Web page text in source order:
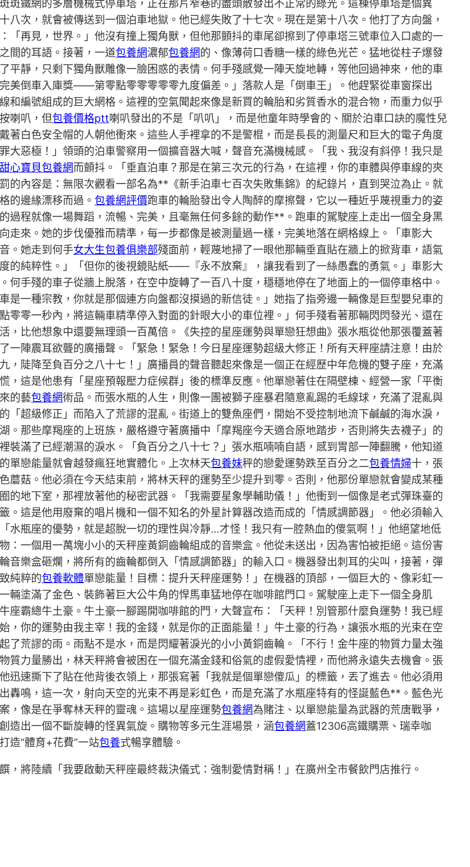
斑鐵網的多層機械式停車塔，正在那片窄巷的盡頭散發出不正常的綠光。這棟停車塔是個異
次，就會被傳送到一個泊車地獄。他已經失敗了十七次。現在是第十八次。他打了方向盤，
「再見，世界。」他沒有撞上獨角獸，但他那顫抖的車尾卻擦到了停車塔三號車位入口處的一
間的耳語。接著，一道包養網濃郁包養網的、像薄荷口香糖一樣的綠色光芒。猛地從柱子爆發
平靜，只剩下獨角獸雕像一臉困惑的表情。何手殘感覺一陣天旋地轉，等他回過神來，他的車
美倒車入庫獎——第零點零零零零零九度偏差。」落款人是「倒車王」。他趕緊從車窗探出
和編號組成的巨大網格。這裡的空氣聞起來像是新買的輪胎和劣質香水的混合物，而重力似乎
喇叭，但包養價格ptt喇叭發出的不是「叭叭」，而是他童年時學會的、關於泊車口訣的魔性兒
著白色安全帽的人朝他衝來。這些人手裡拿的不是警棍，而是長長的測量尺和巨大的電子角度
大惡極！」領頭的泊車警察用一個擴音器大喊，聲音充滿機械感。「我、我沒有斜停！我只是
甜心寶貝包養網而顫抖。「垂直泊車？那是在第三次元的行為，在這裡，你的車體與停車線的夾
內容是：無限次觀看一部名為**《新手泊車七百次失敗集錦》的紀錄片，直到哭泣為止。就
的邊緣漂移而過。 包養網評價跑車的輪胎發出令人陶醉的摩擦聲，它以一種近乎蔑視重力的姿
過程就像一場舞蹈，流暢、完美，且毫無任何多餘的動作**。跑車的駕駛座上走出一個全身黑
走來。她的步伐優雅而精準，每一步都像是被測量過一樣，完美地落在網格線上。「車影大
。她走到何手女大生包養俱樂部殘面前，輕蔑地掃了一眼他那輛垂直貼在牆上的掀背車，語氣
的純粹性。」「但你的後視鏡貼紙——『永不放棄』，讓我看到了一絲愚蠢的勇氣。」車影大
手殘的車子從牆上脫落，在空中旋轉了一百八十度，穩穩地停在了地面上的一個停車格中。
一種宗教，你就是那個連方向盤都沒摸過的新信徒。」她指了指旁邊一輛像是巨型嬰兒車的
零零一秒內，將這輛車精準停入對面的針眼大小的車位裡。」何手殘看著那輛閃閃發光、還在
，比他想象中還要無理頭一百萬倍。《失控的星座運勢與單戀狂想曲》張水瓶從他那張覆蓋著
一陣震耳欲聾的廣播聲。「緊急！緊急！今日星座運勢超級大修正！所有天秤座請注意！由於
，陡降至負百分之八十七！」廣播員的聲音聽起來像是一個正在經歷中年危機的雙子座，充滿
，這是他患有「星座預報壓力症候群」後的標準反應。他單戀著住在隔壁棟、經營一家「平衡
的藝包養網術品。而張水瓶的人生，則像一團被獅子座暴君隨意亂踢的毛線球，充滿了混亂與
超級修正」而陷入了荒謬的混亂。街道上的雙魚座們，開始不受控制地流下鹹鹹的海水淚，
。那些摩羯座的上班族，嚴格遵守著廣播中「摩羯座今天適合原地踏步，否則將失去襪子」的
裝滿了已經潮濕的淚水。「負百分之八十七？」張水瓶喃喃自語，感到胃部一陣翻騰，他知道
單戀能量就會越發瘋狂地實體化。上次林天包養妹秤的戀愛運勢跌至百分之二包養情婦十，張
蘑菇。他必須在今天結束前，將林天秤的運勢至少提升到零。否則，他那份單戀就會變成某種
的地下室，那裡放著他的秘密武器。「我需要星象學輔助儀！」他衝到一個像是老式彈珠臺的
這是他用廢棄的唱片機和一個不知名的外星計算器改造而成的「情感調節器」。他必須輸入
水瓶座的優勢，就是超脫一切的理性與冷靜…才怪！我只有一腔熱血的傻氣啊！」他絕望地低
：一個用一萬塊小小的天秤座黃銅齒輪組成的音樂盒。他從未送出，因為害怕被拒絕。這份害
音樂盒砸爛，將所有的齒輪都倒入「情感調節器」的輸入口。機器發出刺耳的尖叫，接著，彈
純粹的包養軟體單戀能量！目標：提升天秤座運勢！」在機器的頂部，一個巨大的、像彩虹一
輛塗滿了金色、裝飾著巨大公牛角的悍馬車猛地停在咖啡館門口。駕駛座上走下一個全身肌
霸總牛土豪。牛土豪一腳踢開咖啡館的門，大聲宣布：「天秤！別管那什麼負運勢！我已經
，你的運勢由我主宰！我的金錢，就是你的正面能量！」牛土豪的行為，讓張水瓶的光束在空
了荒謬的雨。雨點不是水，而是閃耀著淚光的小小黃銅齒輪。「不行！金牛座的物質力量太強
質力量勝出，林天秤將會被困在一個充滿金錢和俗氣的虛假愛情裡，而他將永遠失去機會。張
迅速撕下了貼在他背後衣領上，那張寫著「我就是個單戀傻瓜」的標籤，丟了進去。他必須用
轟鳴，這一次，射向天空的光束不再是彩虹色，而是充滿了水瓶座特有的怪誕藍色**。藍色光
，像是在爭奪林天秤的靈魂。這場以星座運勢包養網為賭注、以單戀能量為武器的荒唐戰爭，
造出一個不斷旋轉的怪異氣旋。購物等多元生涯場景，涵包養網蓋12306高鐵購票、瑞幸咖
造“體育+花費”一站包養式暢享體驗。
，將陸續「我要啟動天秤座最終裁決儀式：強制愛情對稱！」在廣州全市餐飲門店推行。